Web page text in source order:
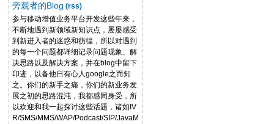
旁观者的Blog (rss)
参与移动增值业务平台开发这些年来，
不断地遇到新领域新知识点，屡屡感受
到新进入者的迷惑和彷徨，所以对遇到
的每一个问题都详细记录问题现象、解
决思路以及解决方案，并在blog中留下
印迹，以备他日有心人google之而知
之。你们的新手之痛，你们的新业务发
展之初的思路混沌，我都感同身受，所
以欢迎和我一起探讨这些话题，诸如IV
R/SMS/MMS/WAP/Podcast/SIP/JavaM